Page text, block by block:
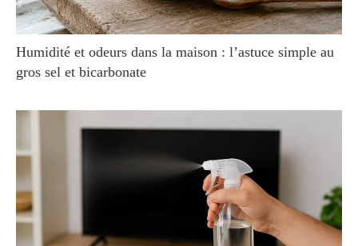
Humidité et odeurs dans la maison : l’astuce simple au
gros sel et bicarbonate